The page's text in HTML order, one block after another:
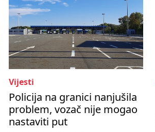
Vijesti
Policija na granici nanjušila
problem, vozač nije mogao
nastaviti put